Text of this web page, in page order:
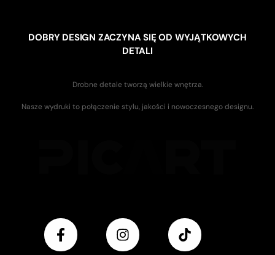
DOBRY DESIGN ZACZYNA SIĘ OD WYJĄTKOWYCH
DETALI
Drobne detale tworzą wielkie wnętrza.
Nasze wydruki to połączenie stylu, jakości i nowoczesnego designu.